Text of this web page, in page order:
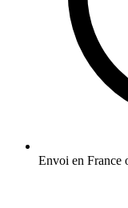
Envoi en France